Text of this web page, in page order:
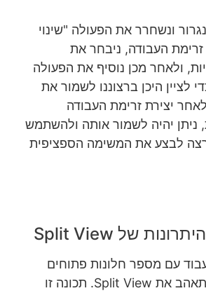
ונשחרר את הפעולה "שינוי
זרימת העבודה, ניבחר את
ולאחר מכן נוסיף את הפעולה
לציין היכן ברצוננו לשמור את
יצירת זרימת העבודה
ניתן יהיה לשמור אותה ולהשתמש
לבצע את המשימה הספציפית
עם מספר חלונות פתוחים
בבת אחת, אתה תאהב את Split View. תכונה זו